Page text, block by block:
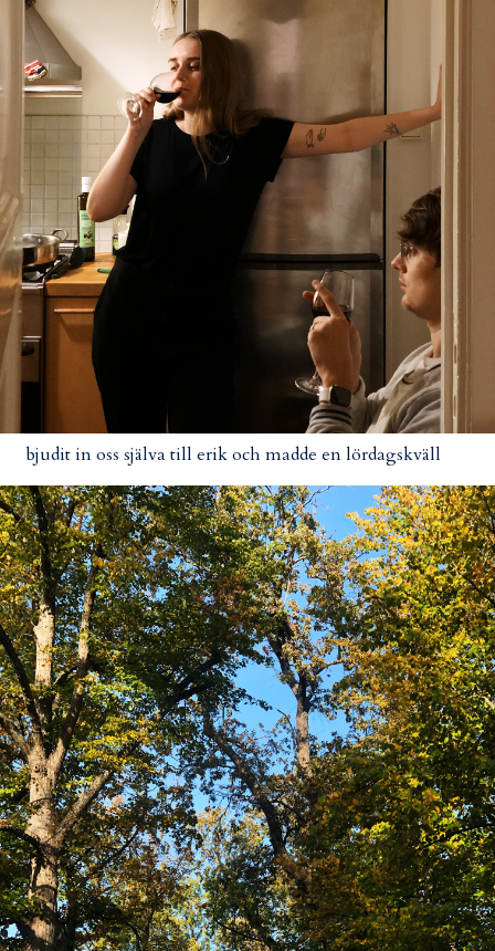
bjudit in oss själva till erik och madde en lördagskväll